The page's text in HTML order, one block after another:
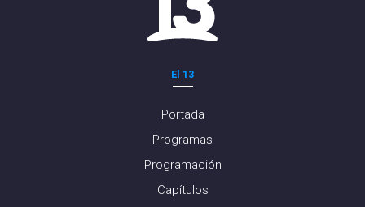
El 13
Portada
Programas
Programación
Capítulos